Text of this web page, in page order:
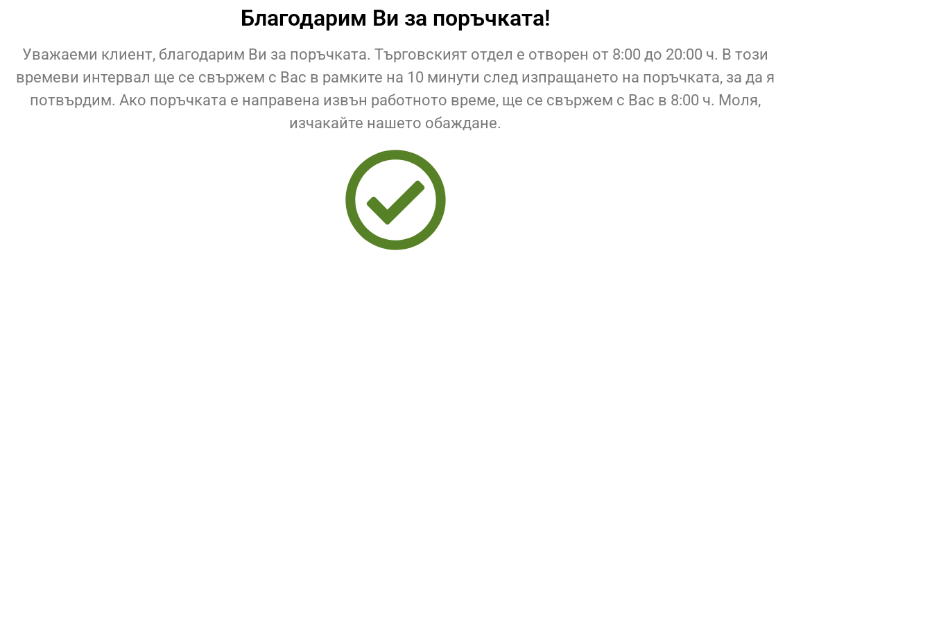
Благодарим Ви за поръчката!
Уважаеми клиент, благодарим Ви за поръчката. Търговският отдел е отворен от 8:00 до 20:00 ч. В този
времеви интервал ще се свържем с Вас в рамките на 10 минути след изпращането на поръчката, за да я
потвърдим. Ако поръчката е направена извън работното време, ще се свържем с Вас в 8:00 ч. Моля,
изчакайте нашето обаждане.